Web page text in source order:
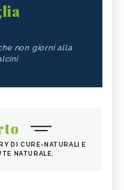
non giorni alla
DI CURE-NATURALI E
NATURALE.